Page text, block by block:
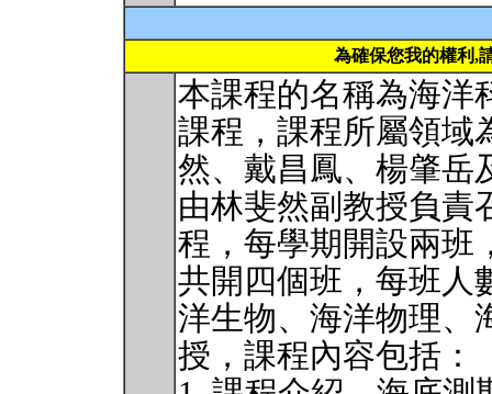
為確保您我的權利,
本課程的名稱為海洋
課程，課程所屬領域
然、戴昌鳳、楊肇岳
由林斐然副教授負責
程，每學期開設兩班
共開四個班，每班人
洋生物、海洋物理、
授，課程內容包括：